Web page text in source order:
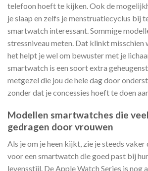
telefoon hoeft te kijken. Ook de
je slaap en zelfs je menstruatiecyclus bij
smartwatch interessant. Sommige
stressniveau meten. Dat klinkt misschien
het helpt je wel om bewuster met je
smartwatch is een soort extra
metgezel die jou de hele dag door
zonder dat je concessies hoeft te doen
Modellen smartwatches die
gedragen door vrouwen
Als je om je heen kijkt, zie je steeds
voor een smartwatch die goed past bij
levensstijl. De Apple Watch Series is nog